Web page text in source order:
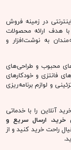
در زمینه فروش
هدف ارائه محصولات
به نوشت‌افزار و
محبوب و طراحی‌های
فانتزی و خودکارهای
و لوازم برنامه‌ریزی
آنلاین را با خدماتی
خرید، ارسال سریع و
راحت خرید کنید و از